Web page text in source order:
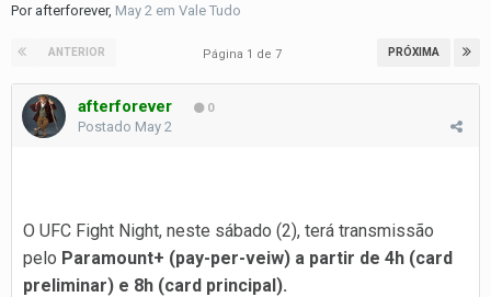
Por afterforever, May 2 em Vale Tudo
ANTERIOR PRÓXIMA
Página 1 de 7
afterforever 0
Postado May 2
O UFC Fight Night, neste sábado (2), terá transmissão
pelo Paramount+ (pay-per-veiw) a partir de 4h (card
preliminar) e 8h (card principal).